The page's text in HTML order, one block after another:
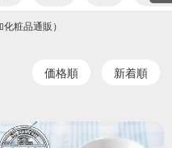
粧品通販）
価格順 新着順